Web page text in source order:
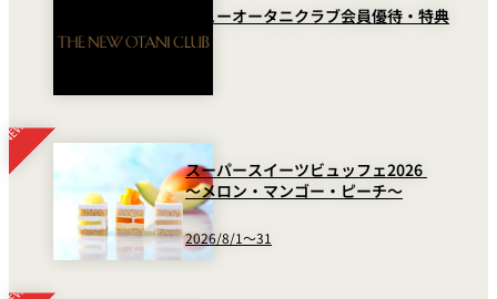
デンタワー）
＜KYUBEY＞
つきじ鈴富＜
SUZUTOMI＞ ふみぜん
SATSUKI
ガーデンラウ
ンジ トムCAT ペシャワール
カフェ ラ ミル ミルクホール
ニューオータニクラブ会員優待・特典
スーパースイーツビュッフェ2026
～メロン・マンゴー・ピーチ～
2026/8/1～31